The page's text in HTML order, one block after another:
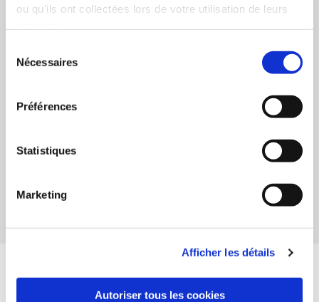
ou qu'ils ont collectées lors de votre utilisation de leurs
Nécessaires
Préférences
Statistiques
Marketing
Afficher les détails
Autoriser tous les cookies